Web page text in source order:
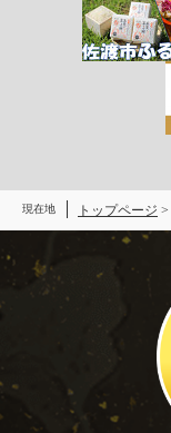
現在地 トップページ >